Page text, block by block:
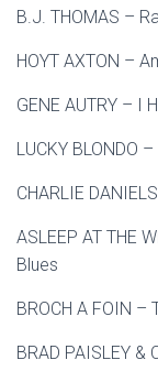
B.J. THOMAS –
HOYT AXTON –
GENE AUTRY – I
LUCKY BLONDO
CHARLIE
ASLEEP AT THE
Blues
BROCH A FOIN –
BRAD PAISLEY &